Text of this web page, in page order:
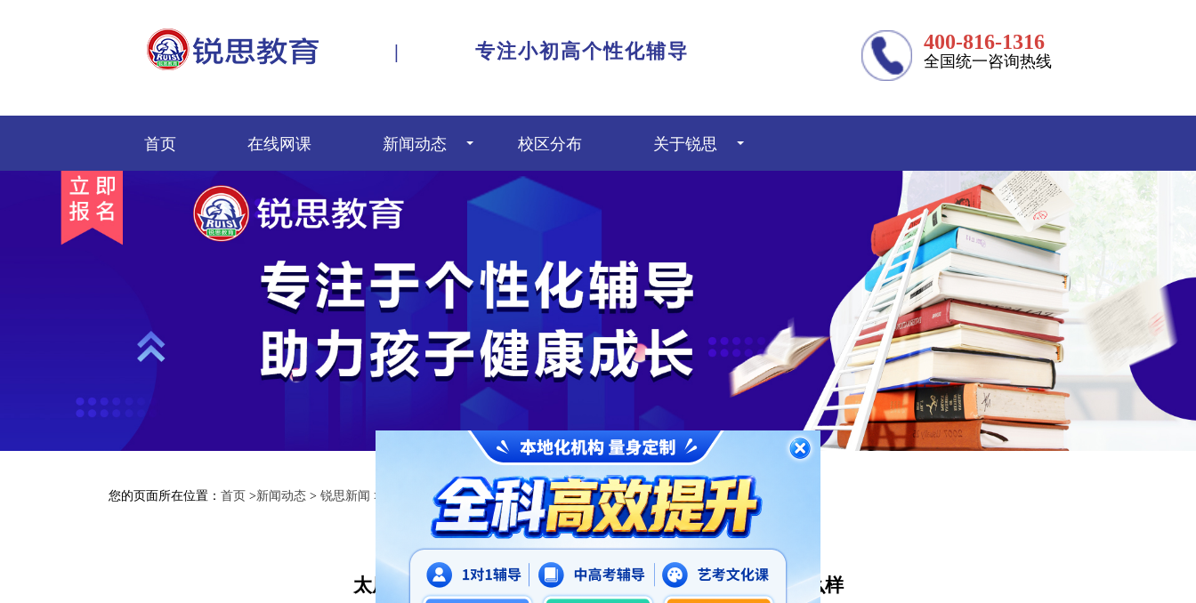
| 专注小初高个性化辅导 400-816-1316
全国统一咨询热线
首页 在线网课 新闻动态 校区分布 关于锐思
您的页面所在位置： 首页 >新闻动态 > 锐思新闻 > 正文
太原万柏林区初中课外辅导机构哪家好,锐思教育口碑怎么样